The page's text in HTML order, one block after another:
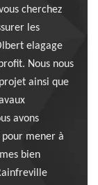
cherchez
les
elagage
Nous nous
ainsi que
avons
pour mener à
bien